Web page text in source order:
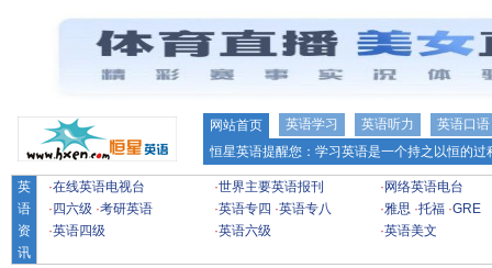
网站首页 英语学习 英语听力
英语口语
恒星英语提醒您：学习英语是一个持之以恒的
英
语
资
讯
·在线英语电视台 ·世界主要英语报刊 · 网络英语电台
· 四六级 ·考研英语 ·英语专四 ·英语专八 ·雅思 ·托福 ·GRE
·英语四级 ·英语六级 ·英语美文